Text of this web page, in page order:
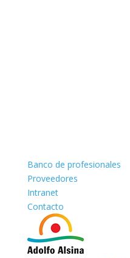
Banco de profesionales
Proveedores
Intranet
Contacto